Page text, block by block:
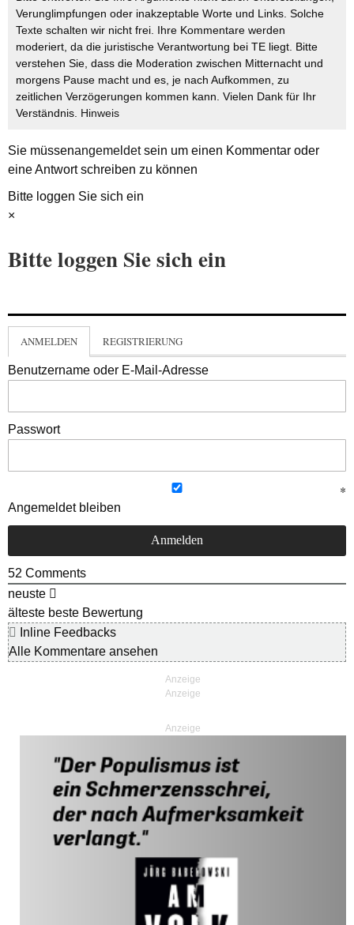
Verunglimpfungen oder inakzeptable Worte und Links. Solche
Texte schalten wir nicht frei. Ihre Kommentare werden
moderiert, da die juristische Verantwortung bei TE liegt. Bitte
verstehen Sie, dass die Moderation zwischen Mitternacht und
morgens Pause macht und es, je nach Aufkommen, zu
zeitlichen Verzögerungen kommen kann. Vielen Dank für Ihr
Verständnis. Hinweis
Sie müssenangemeldetsein um einen Kommentar oder
eine Antwort schreiben zu können
Bitte loggen Sie sich ein
×
Bitte loggen Sie sich ein
ANMELDEN REGISTRIERUNG
Benutzername oder E-Mail-Adresse
Passwort
Angemeldet bleiben
52 Comments
neuste
älteste beste Bewertung
Inline Feedbacks
Alle Kommentare ansehen
Anzeige